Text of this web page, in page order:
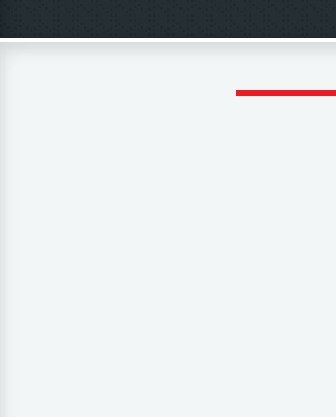
ス